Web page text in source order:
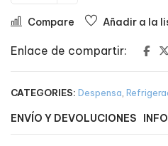
Compare Añadir a la
Enlace de compartir:
CATEGORIES: Despensa
ENVÍO Y DEVOLUCIONES